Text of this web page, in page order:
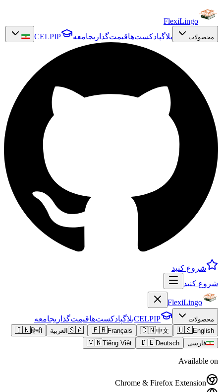
FlexiLingo
محصولات بلاگپادکست‌هاقیمت‌گذاریجامعه CELPIP
شروع کنید
شروع کنید
FlexiLingo
محصولات CELPIPبلاگپادکست‌هاقیمت‌گذاریجامعه
🇺🇸English
🇨🇳中文
🇫🇷Français
🇸🇦 العربية 🇮🇳हिन्दी
فارسی
🇩🇪Deutsch
🇻🇳Tiếng Việt
Available on
Chrome & Firefox Extension